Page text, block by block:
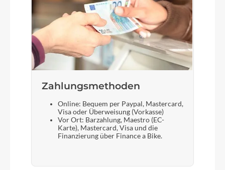
Zahlungsmethoden
Online: Bequem per Paypal, Mastercard,
Visa oder Überweisung (Vorkasse)
Vor Ort: Barzahlung, Maestro (EC-
Karte), Mastercard, Visa und die
Finanzierung über Finance a Bike.